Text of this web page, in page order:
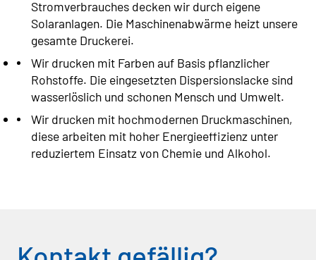
Stromverbrauches decken wir durch eigene
Solaranlagen. Die Maschinenabwärme heizt unsere
gesamte Druckerei.
Wir drucken mit Farben auf Basis pflanzlicher
Rohstoffe. Die eingesetzten Dispersionslacke sind
wasserlöslich und schonen Mensch und Umwelt.
Wir drucken mit hochmodernen Druckmaschinen,
diese arbeiten mit hoher Energieeffizienz unter
reduziertem Einsatz von Chemie und Alkohol.